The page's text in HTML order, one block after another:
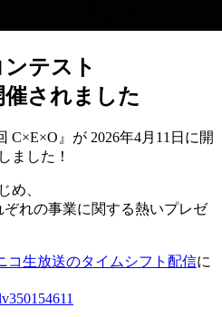
テスト
されました
C×E×O』が 2026年4月11日に開
ました！
め、
れの事業に関する熱いプレゼ
コ生放送のタイムシフト配信に